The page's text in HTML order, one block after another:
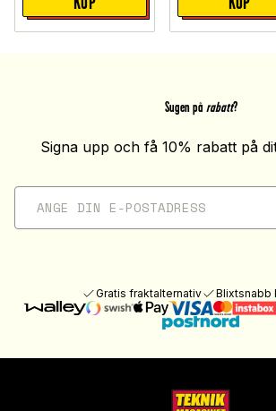
Sugen på rabatt?
Signa upp och få 10% rabatt på
Gratis fraktalternativ Blixtsnabb